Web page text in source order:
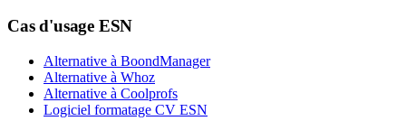
Cas d'usage ESN
Alternative à BoondManager
Alternative à Whoz
Alternative à Coolprofs
Logiciel formatage CV ESN